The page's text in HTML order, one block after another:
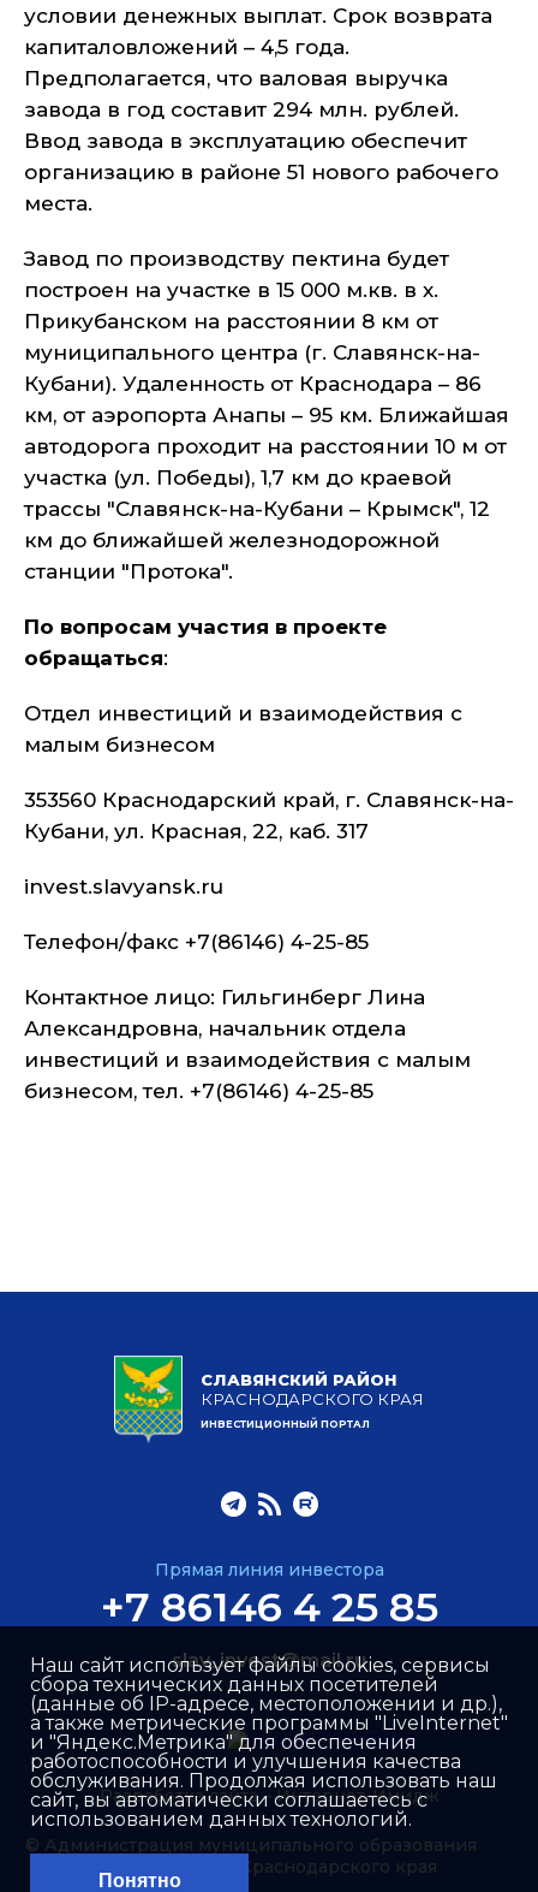
условии денежных выплат. Срок возврата
капиталовложений – 4,5 года.
Предполагается, что валовая выручка
завода в год составит 294 млн. рублей.
Ввод завода в эксплуатацию обеспечит
организацию в районе 51 нового рабочего
места.
Завод по производству пектина будет
построен на участке в 15 000 м.кв. в х.
Прикубанском на расстоянии 8 км от
муниципального центра (г. Славянск-на-
Кубани). Удаленность от Краснодара – 86
км, от аэропорта Анапы – 95 км. Ближайшая
автодорога проходит на расстоянии 10 м от
участка (ул. Победы), 1,7 км до краевой
трассы "Славянск-на-Кубани – Крымск", 12
км до ближайшей железнодорожной
станции "Протока".
По вопросам участия в проекте
обращаться:
Отдел инвестиций и взаимодействия с
малым бизнесом
353560 Краснодарский край, г. Славянск-на-
Кубани, ул. Красная, 22, каб. 317
invest.slavyansk.ru
Телефон/факс +7(86146) 4-25-85
Контактное лицо: Гильгинберг Лина
Александровна, начальник отдела
инвестиций и взаимодействия с малым
бизнесом, тел. +7(86146) 4-25-85
СЛАВЯНСКИЙ РАЙОН
КРАСНОДАРСКОГО КРАЯ
ИНВЕСТИЦИОННЫЙ ПОРТАЛ
Прямая линия инвестора
+7 86146 4 25 85
slav_invest@mail.ru
© Администрация муниципального образования
Славянский район Краснодарского края
Разработка сайта –Интернет-Имидж
Наш сайт использует файлы cookies, сервисы
сбора технических данных посетителей
(данные об IP-адресе, местоположении и др.),
а также метрические программы "LiveInternet"
и "Яндекс.Метрика" для обеспечения
работоспособности и улучшения качества
обслуживания. Продолжая использовать наш
сайт, вы автоматически соглашаетесь с
использованием данных технологий.
Понятно